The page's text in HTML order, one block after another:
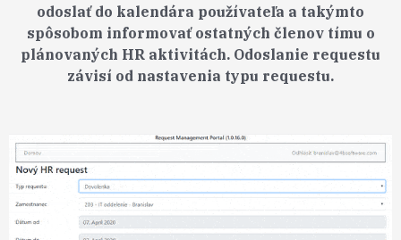
odoslaťdo kalendára používateľa a takýmto
spôsobom informovaťostatných členov tímu o
plánovaných HR aktivitách. Odoslanie requestu
závisí od nastavenia typu requestu.